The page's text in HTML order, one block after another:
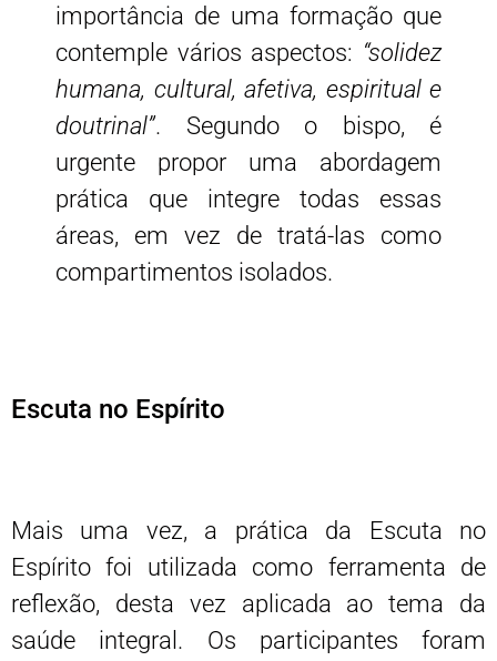
importância de uma formação que
contemple vários aspectos: “solidez
humana, cultural, afetiva, espiritual e
doutrinal”. Segundo o bispo, é
urgente propor uma abordagem
prática que integre todas essas
áreas, em vez de tratá-las como
compartimentos isolados.
Escuta no Espírito
Mais uma vez, a prática da Escuta no
Espírito foi utilizada como ferramenta de
reflexão, desta vez aplicada ao tema da
saúde integral. Os participantes foram